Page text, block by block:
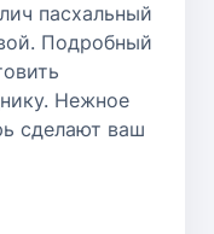
пасхальный
Подробный
Нежное
сделают ваш